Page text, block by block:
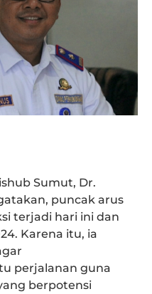
Sumut, Dr.
puncak arus
terjadi hari ini dan
Karena itu, ia
perjalanan guna
berpotensi